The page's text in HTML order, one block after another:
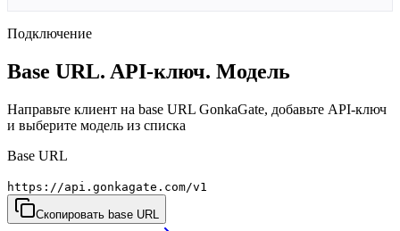
Подключение
Base URL. API-ключ. Модель
Направьте клиент на base URL GonkaGate, добавьте API-ключ
и выберите модель из списка
Base URL
https://api.gonkagate.com/v1
Скопировать base URL